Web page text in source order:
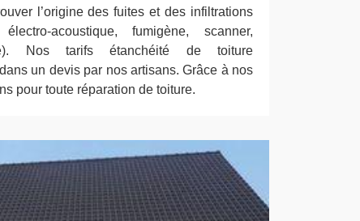
l’origine des fuites et des infiltrations
acoustique, fumigène, scanner,
Nos tarifs étanchéité de toiture
un devis par nos artisans. Grâce à nos
pour toute réparation de toiture.